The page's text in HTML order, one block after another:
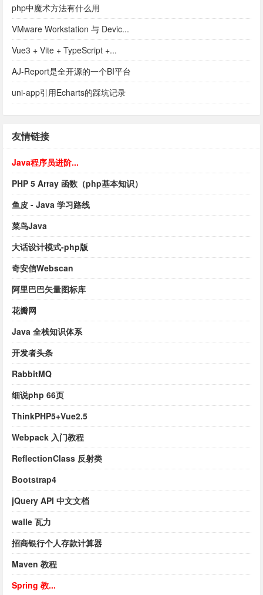
php中魔术方法有什么用
VMware Workstation 与 Devic...
Vue3 + Vite + TypeScript +...
AJ-Report是全开源的一个BI平台
uni-app引用Echarts的踩坑记录
友情链接
Java程序员进阶...
PHP 5 Array 函数（php基本知识）
鱼皮 - Java 学习路线
菜鸟Java
大话设计模式-php版
奇安信Webscan
阿里巴巴矢量图标库
花瓣网
Java 全栈知识体系
开发者头条
RabbitMQ
细说php 66页
ThinkPHP5+Vue2.5
Webpack 入门教程
ReflectionClass 反射类
Bootstrap4
jQuery API 中文文档
walle 瓦力
招商银行个人存款计算器
Maven 教程
Spring 教...